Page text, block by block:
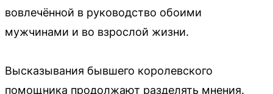
вовлечённой в руководство обоими
мужчинами и во взрослой жизни.
Высказывания бывшего королевского
помощника продолжают разделять мнения.